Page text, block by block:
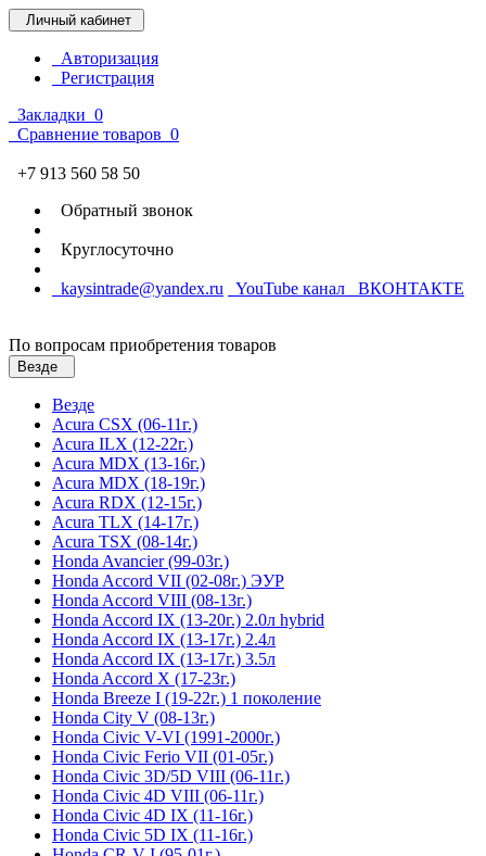
Личный кабинет
Авторизация
Регистрация
Закладки 0
Сравнение товаров 0
+7 913 560 58 50
Обратный звонок
Круглосуточно
kaysintrade@yandex.ru YouTube канал ВКОНТАКТЕ
По вопросам приобретения товаров
Везде
Везде
Acura CSX (06-11г.)
Acura ILX (12-22г.)
Acura MDX (13-16г.)
Acura MDX (18-19г.)
Acura RDX (12-15г.)
Acura TLX (14-17г.)
Acura TSX (08-14г.)
Honda Avancier (99-03г.)
Honda Accord VII (02-08г.) ЭУР
Honda Accord VIII (08-13г.)
Honda Accord IX (13-20г.) 2.0л hybrid
Honda Accord IX (13-17г.) 2.4л
Honda Accord IX (13-17г.) 3.5л
Honda Accord X (17-23г.)
Honda Breeze I (19-22г.) 1 поколение
Honda City V (08-13г.)
Honda Civic V-VI (1991-2000г.)
Honda Civic Ferio VII (01-05г.)
Honda Civic 3D/5D VIII (06-11г.)
Honda Civic 4D VIII (06-11г.)
Honda Civic 4D IX (11-16г.)
Honda Civic 5D IX (11-16г.)